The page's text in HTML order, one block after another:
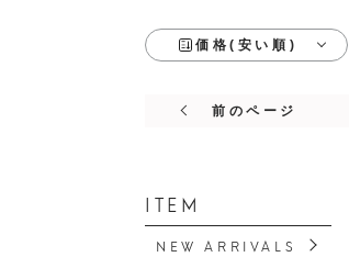
価格(安い順)
前のページ
ITEM
NEW ARRIVALS